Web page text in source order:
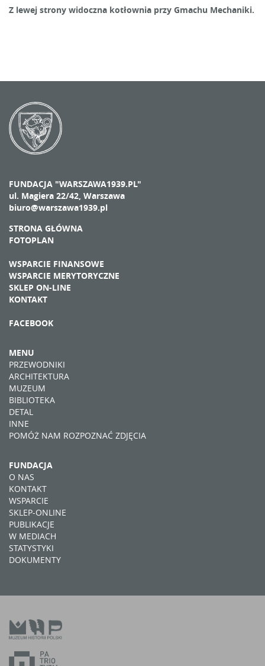
Z lewej strony widoczna kotłownia przy Gmachu Mechaniki.
FUNDACJA "WARSZAWA1939.PL"
ul. Magiera 22/42, Warszawa
biuro@warszawa1939.pl
STRONA GŁÓWNA
FOTOPLAN
WSPARCIE FINANSOWE
WSPARCIE MERYTORYCZNE
SKLEP ON-LINE
KONTAKT
FACEBOOK
MENU
PRZEWODNIKI
ARCHITEKTURA
MUZEUM
BIBLIOTEKA
DETAL
INNE
POMÓŻ NAM ROZPOZNAĆ ZDJĘCIA
FUNDACJA
O NAS
KONTAKT
WSPARCIE
SKLEP-ONLINE
PUBLIKACJE
W MEDIACH
STATYSTYKI
DOKUMENTY